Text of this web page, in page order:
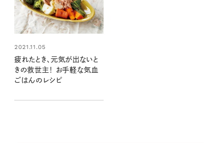
2021.11.05
疲れたとき、元気が出ないと
きの救世主！ お手軽な気血
ごはんのレシピ